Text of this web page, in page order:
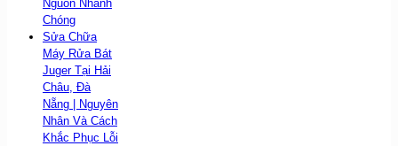
Nguồn Nhanh
Chóng
Sửa Chữa
Máy Rửa Bát
Juger Tại Hải
Châu, Đà
Nẵng | Nguyên
Nhân Và Cách
Khắc Phục Lỗi